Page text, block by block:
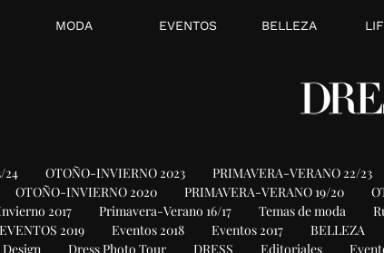
MODA EVENTOS BELLEZA
24 OTOÑO-INVIERNO 2023 PRIMAVERA-VERANO 22/23
OTOÑO-INVIERNO 2020 PRIMAVERA-VERANO 19/20
2017 Primavera-Verano 16/17 Temas de moda
EVENTOS 2019 Eventos 2018 Eventos 2017 BELLEZA
Dress Photo Tour DRESS Editoriales